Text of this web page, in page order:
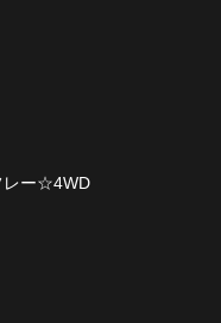
レー☆4WD